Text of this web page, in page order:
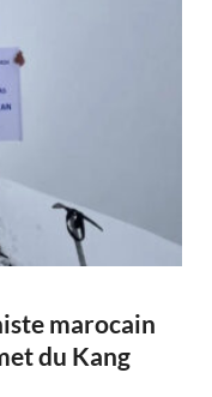
marocain
du Kang